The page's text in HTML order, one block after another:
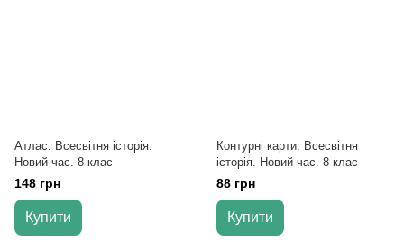
Атлас. Всесвітня історія.
Новий час. 8 клас
148 грн
Купити
Контурні карти. Всесвітня
історія. Новий час. 8 клас
88 грн
Купити